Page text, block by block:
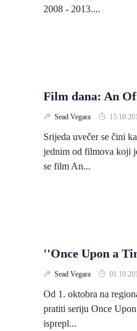
2008 - 2013....
Film dana: An
Sead Vegara
Srijeda uvečer se čini
jednim od filmova koji
se film An...
''Once Upon a
Sead Vegara
Od 1. oktobra na
pratiti seriju Once
isprepl...